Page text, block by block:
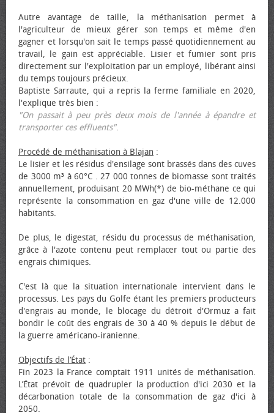
Autre avantage de taille, la méthanisation permet à
l'agriculteur de mieux gérer son temps et même d'en
gagner et lorsqu'on sait le temps passé quotidiennement au
travail, le gain est appréciable. Lisier et fumier sont pris
directement sur l'exploitation par un employé, libérant ainsi
du temps toujours précieux.
Baptiste Sarraute, qui a repris la ferme familiale en 2020,
l'explique très bien :
"On passait à peu près deux mois de l'année à épandre et
transporter ces effluents".
Procédé de méthanisation à Blajan :
Le lisier et les résidus d'ensilage sont brassés dans des cuves
de 3000 m³ à 60°C . 27 000 tonnes de biomasse sont traités
annuellement, produisant 20 MWh(*) de bio-méthane ce qui
représente la consommation en gaz d'une ville de 12.000
habitants.
De plus, le digestat, résidu du processus de méthanisation,
grâce à l'azote contenu peut remplacer tout ou partie des
engrais chimiques.
C'est là que la situation internationale intervient dans le
processus. Les pays du Golfe étant les premiers producteurs
d'engrais au monde, le blocage du détroit d'Ormuz a fait
bondir le coût des engrais de 30 à 40 % depuis le début de
la guerre américano-iranienne.
Objectifs de l’État :
Fin 2023 la France comptait 1911 unités de méthanisation.
L’État prévoit de quadrupler la production d'ici 2030 et la
décarbonation totale de la consommation de gaz d'ici à
2050.